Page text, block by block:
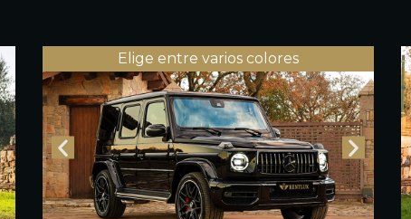
Elige entre varios colores